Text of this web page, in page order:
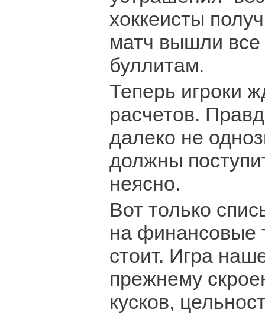
хоккеисты
матч вышли все
буллитам.
Теперь игроки
расчетов.
далеко не
должны
неясно.
Вот только
на финансовые
стоит. Игра
прежнему
кусков,